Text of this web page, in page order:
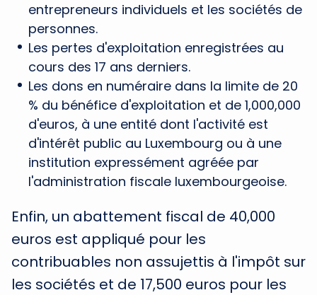
entrepreneurs individuels et les sociétés de
personnes.
Les pertes d'exploitation enregistrées au
cours des 17 ans derniers.
Les dons en numéraire dans la limite de 20
% du bénéfice d'exploitation et de 1,000,000
d'euros, à une entité dont l'activité est
d'intérêt public au Luxembourg ou à une
institution expressément agréée par
l'administration fiscale luxembourgeoise.
Enfin, un abattement fiscal de 40,000
euros est appliqué pour les
contribuables non assujettis à l'impôt sur
les sociétés et de 17,500 euros pour les